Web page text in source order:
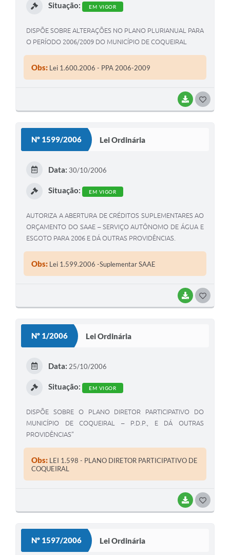
BAIXAR
Situação: EM VIGOR
DISPÕE SOBRE ALTERAÇÕES NO PLANO PLURIANUAL PARA
O PERÍODO 2006/2009 DO MUNICÍPIO DE COQUEIRAL
Obs: Lei 1.600.2006 - PPA 2006-2009
Nº 1599/2006 Lei Ordinária
BAIXAR
Data: 30/10/2006
Situação: EM VIGOR
AUTORIZA A ABERTURA DE CRÉDITOS SUPLEMENTARES AO
ORÇAMENTO DO SAAE – SERVIÇO AUTÔNOMO DE ÁGUA E
ESGOTO PARA 2006 E DÁ OUTRAS PROVIDÊNCIAS.
Obs: Lei 1.599.2006 -Suplementar SAAE
Nº 1/2006 Lei Ordinária
BAIXAR
Data: 25/10/2006
Situação: EM VIGOR
DISPÕE SOBRE O PLANO DIRETOR PARTICIPATIVO DO
MUNICÍPIO DE COQUEIRAL – P.D.P., E DÁ OUTRAS
PROVIDÊNCIAS”
Obs: LEI 1.598 - PLANO DIRETOR PARTICIPATIVO DE
COQUEIRAL
Nº 1597/2006 Lei Ordinária